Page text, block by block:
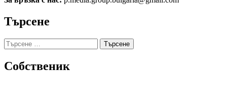
Търсене
Търсене
за:
Собственик